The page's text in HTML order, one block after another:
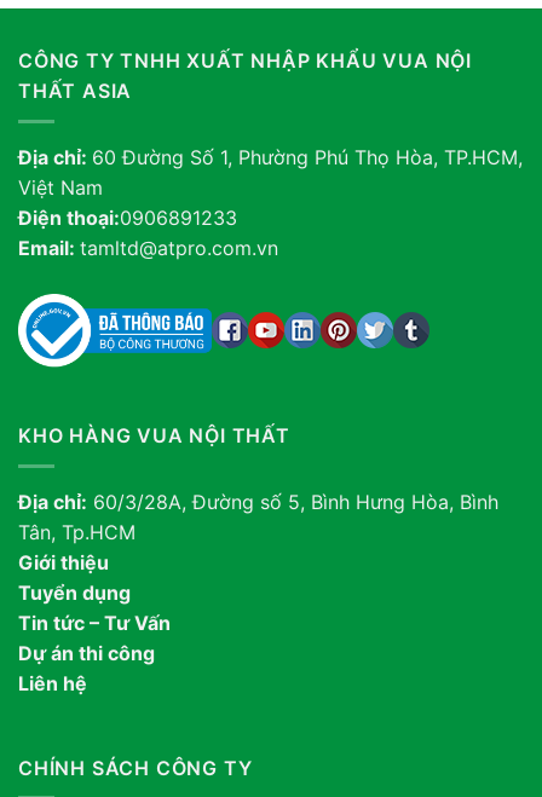
CÔNG TY TNHH XUẤT NHẬP KHẨU VUA NỘI
THẤT ASIA
Địa chỉ: 60 Đường Số 1, Phường Phú Thọ Hòa, TP.HCM,
Việt Nam
Điện thoại:0906891233
Email: tamltd@atpro.com.vn
KHO HÀNG VUA NỘI THẤT
Địa chỉ: 60/3/28A, Đường số 5, Bình Hưng Hòa, Bình
Tân, Tp.HCM
Giới thiệu
Tuyển dụng
Tin tức – Tư Vấn
Dự án thi công
Liên hệ
CHÍNH SÁCH CÔNG TY